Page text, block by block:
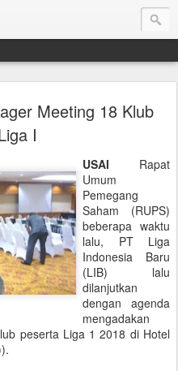
Meeting 18 Klub
I
USAI Rapat
Umum
Pemegang
Saham (RUPS)
beberapa waktu
lalu, PT Liga
Indonesia Baru
(LIB) lalu
dilanjutkan
dengan agenda
mengadakan
peserta Liga 1 2018 di Hotel